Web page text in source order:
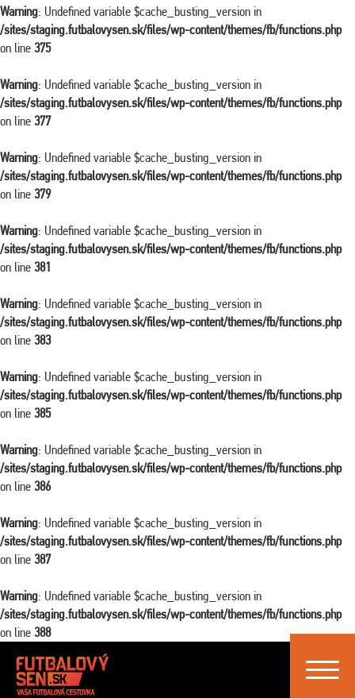
Warning: Undefined variable $cache_busting_version in
/sites/staging.futbalovysen.sk/files/wp-content/themes/fb/functions.php
on line 375
Warning: Undefined variable $cache_busting_version in
/sites/staging.futbalovysen.sk/files/wp-content/themes/fb/functions.php
on line 377
Warning: Undefined variable $cache_busting_version in
/sites/staging.futbalovysen.sk/files/wp-content/themes/fb/functions.php
on line 379
Warning: Undefined variable $cache_busting_version in
/sites/staging.futbalovysen.sk/files/wp-content/themes/fb/functions.php
on line 381
Warning: Undefined variable $cache_busting_version in
/sites/staging.futbalovysen.sk/files/wp-content/themes/fb/functions.php
on line 383
Warning: Undefined variable $cache_busting_version in
/sites/staging.futbalovysen.sk/files/wp-content/themes/fb/functions.php
on line 385
Warning: Undefined variable $cache_busting_version in
/sites/staging.futbalovysen.sk/files/wp-content/themes/fb/functions.php
on line 386
Warning: Undefined variable $cache_busting_version in
/sites/staging.futbalovysen.sk/files/wp-content/themes/fb/functions.php
on line 387
Warning: Undefined variable $cache_busting_version in
/sites/staging.futbalovysen.sk/files/wp-content/themes/fb/functions.php
on line 388
Toggle
Warning: Attempt to read property "ID" on false in
/sites/staging.futbalovysen.sk/files/wp-content/themes/fb/single-